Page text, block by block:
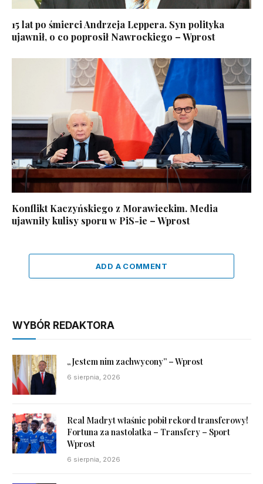
15 lat po śmierci Andrzeja Leppera. Syn polityka
ujawnił, o co poprosił Nawrockiego – Wprost
Konflikt Kaczyńskiego z Morawieckim. Media
ujawniły kulisy sporu w PiS-ie – Wprost
ADD A COMMENT
WYBÓR REDAKTORA
„Jestem nim zachwycony” – Wprost
6 sierpnia, 2026
Real Madryt właśnie pobił rekord transferowy!
Fortuna za nastolatka – Transfery – Sport
Wprost
6 sierpnia, 2026